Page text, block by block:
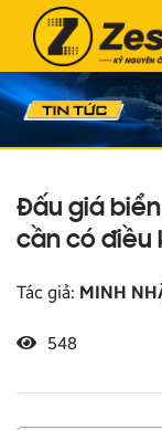
Đấu giá biển
cần có điều
Tác giả: MINH
548